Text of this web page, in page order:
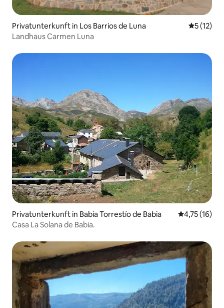
Privatunterkunft in Los Barrios de Luna
5 (12)
Landhaus Carmen Luna
Privatunterkunft in Babia Torrestío de Babia
4,75 (16)
Casa La Solana de Babia.